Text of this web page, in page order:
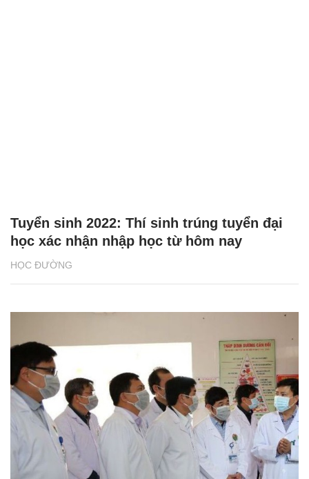
HỌC ĐƯỜNG
Tuyển sinh 2022: Thí sinh trúng tuyển đại
học xác nhận nhập học từ hôm nay